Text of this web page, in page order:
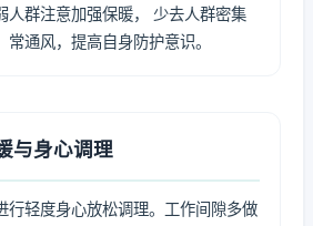
人群注意加强保暖， 少去人群密集
通风，提高自身防护意识。
与身心调理
行轻度身心放松调理。工作间隙多做